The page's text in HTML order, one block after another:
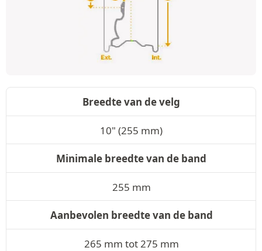
Breedte van de velg
10" (255 mm)
Minimale breedte van de band
255 mm
Aanbevolen breedte van de band
265 mm tot 275 mm